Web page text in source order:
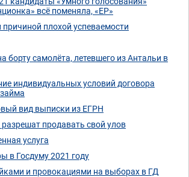
всё поменяла, «ЕР»
плохой успеваемости
борту самолёта, летевшего из Антальи в
индивидуальных условий договора
вид выписки из ЕГРН
продавать свой улов
услуга
в Госдуму 2021 году
и провокациями на выборах в ГД